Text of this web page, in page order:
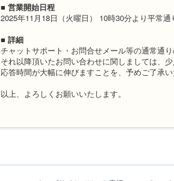
■ 営業開始日程
2025年11月18日（火曜日） 10時30分より平常通
■ 詳細
チャットサポート・お問合せメール等の通常通
それ以降頂いたお問い合わせに関しましては、
応答時間が大幅に伸びますことを、予めご了承い
以上、よろしくお願いいたします。